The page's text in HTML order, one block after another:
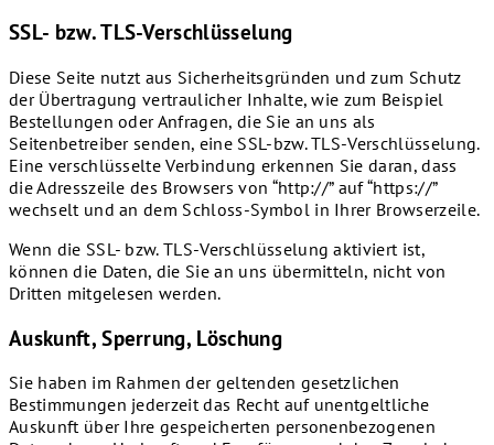
SSL- bzw. TLS-Verschlüsselung
Diese Seite nutzt aus Sicherheitsgründen und zum Schutz
der Übertragung vertraulicher Inhalte, wie zum Beispiel
Bestellungen oder Anfragen, die Sie an uns als
Seitenbetreiber senden, eine SSL-bzw. TLS-Verschlüsselung.
Eine verschlüsselte Verbindung erkennen Sie daran, dass
die Adresszeile des Browsers von “http://” auf “https://”
wechselt und an dem Schloss-Symbol in Ihrer Browserzeile.
Wenn die SSL- bzw. TLS-Verschlüsselung aktiviert ist,
können die Daten, die Sie an uns übermitteln, nicht von
Dritten mitgelesen werden.
Auskunft, Sperrung, Löschung
Sie haben im Rahmen der geltenden gesetzlichen
Bestimmungen jederzeit das Recht auf unentgeltliche
Auskunft über Ihre gespeicherten personenbezogenen